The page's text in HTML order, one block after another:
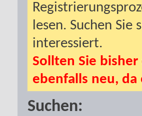
lesen. Suchen Sie
interessiert.
Sollten Sie
ebenfalls neu, da
Suchen: